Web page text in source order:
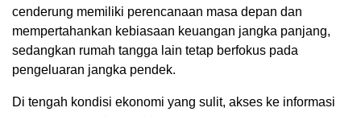
cenderung memiliki perencanaan masa depan dan
mempertahankan kebiasaan keuangan jangka panjang,
sedangkan rumah tangga lain tetap berfokus pada
pengeluaran jangka pendek.
Di tengah kondisi ekonomi yang sulit, akses ke informasi